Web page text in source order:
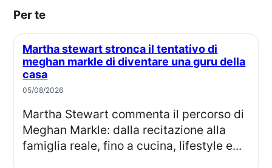
Per te
Martha stewart stronca il tentativo di
meghan markle di diventare una guru della
casa
05/08/2026
Martha Stewart commenta il percorso di
Meghan Markle: dalla recitazione alla
famiglia reale, fino a cucina, lifestyle e...